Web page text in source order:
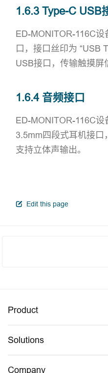
1.6.3 Type-C USB
ED-MONITOR-116C
口，接口丝印为 “USB
USB接口，传输触摸屏
1.6.4 音频接口
ED-MONITOR-116C设
3.5mm四段式耳机接口
支持立体声输出。
Edit this pageopen in new
Product
Solutions
Company